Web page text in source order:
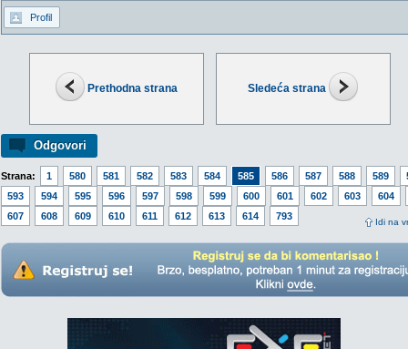
Prethodna strana Sledeća strana
Odgovori
Strana: 1 580 581 582 583 584 585 586 587 588 589
593
594 595 596 597 598 599 600 601 602 603
604
607
608 609 610 611 612 613 614 793
Idi na
Profil